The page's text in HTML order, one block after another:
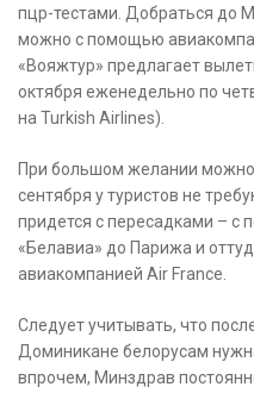
пцр-тестами. Добраться до
можно с помощью
«Вояжтур» предлагает
октября еженедельно по
на Turkish Airlines).
При большом желании можно
сентября у туристов не
придется с пересадками –
«Белавиа» до Парижа и
авиакомпанией Air France.
Следует учитывать, что
Доминикане белорусам
впрочем, Минздрав